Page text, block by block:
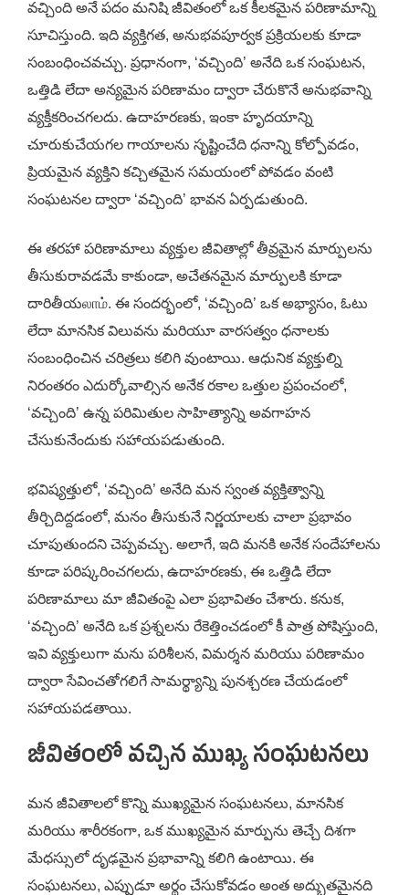
వచ్చింది అనే పదం మనిషి జీవితంలో ఒక కీలకమైన పరిణామాన్ని
సూచిస్తుంది. ఇది వ్యక్తిగత, అనుభవపూర్వక ప్రక్రియలకు కూడా
సంబంధించవచ్చు. ప్రధానంగా, ‘వచ్చింది’ అనేది ఒక సంఘటన,
ఒత్తిడి లేదా అన్యమైన పరిణామం ద్వారా చేరుకొనే అనుభవాన్ని
వ్యక్తీకరించగలదు. ఉదాహరణకు, ఇంకా హృదయాన్ని
చూరుకుచేయగల గాయాలను సృష్టించేది ధనాన్ని కోల్పోవడం,
ప్రియమైన వ్యక్తిని కచ్చితమైన సమయంలో పోవడం వంటి
సంఘటనల ద్వారా ‘వచ్చింది’ భావన ఏర్పడుతుంది.
ఈ తరహా పరిణామాలు వ్యక్తుల జీవితాల్లో తీవ్రమైన మార్పులను
తీసుకురావడమే కాకుండా, అచేతనమైన మార్పులకి కూడా
దారితీయலாம். ఈ సందర్భంలో, ‘వచ్చింది’ ఒక అభ్యాసం, ఓటు
లేదా మానసిక విలువను మరియూ వారసత్వం ధనాలకు
సంబంధించిన చరిత్రలు కలిగి వుంటాయి. ఆధునిక వ్యక్తుల్ని
నిరంతరం ఎదుర్కోవాల్సిన అనేక రకాల ఒత్తుల ప్రపంచంలో,
‘వచ్చింది’ ఉన్న పరిమితుల సాహిత్యాన్ని అవగాహన
చేసుకునేందుకు సహాయపడుతుంది.
భవిష్యత్తులో, ‘వచ్చింది’ అనేది మన స్వంత వ్యక్తిత్వాన్ని
తీర్చిదిద్దడంలో, మనం తీసుకునే నిర్ణయాలకు చాలా ప్రభావం
చూపుతుందని చెప్పవచ్చు. అలాగే, ఇది మనకి అనేక సందేహాలను
కూడా పరిష్కరించగలదు, ఉదాహరణకు, ఈ ఒత్తిడి లేదా
పరిణామాలు మా జీవితంపై ఎలా ప్రభావితం చేశారు. కనుక,
‘వచ్చింది’ అనేది ఒక ప్రశ్నలను రేకెత్తించడంలో కీ పాత్ర పోషిస్తుంది,
ఇవి వ్యక్తులుగా మను పరిశీలన, విమర్శన మరియు పరిణామం
ద్వారా సేవించతోగలిగే సామర్థ్యాన్ని పునశ్చరణ చేయడంలో
సహాయపడతాయి.
జీవితంలో వచ్చిన ముఖ్య సంఘటనలు
మన జీవితాలలో కొన్ని ముఖ్యమైన సంఘటనలు, మానసిక
మరియు శారీరకంగా, ఒక ముఖ్యమైన మార్పును తెచ్చే దిశగా
మేధస్సులో దృఢమైన ప్రభావాన్ని కలిగి ఉంటాయి. ఈ
సంఘటనలు, ఎప్పుడూ అర్థం చేసుకోవడం అంత అద్భుతమైనది